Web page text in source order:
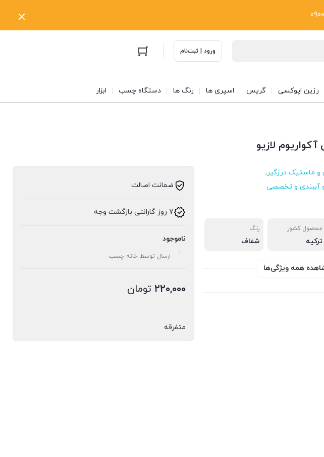
ورود | ثبت‌نام
رزین اپوکسی گریس اسپری ها رنگ ها دستگاه چسب ابزار
لازیو
ماستیک درزگیر,
و تخصصی
محصول کشور
ترکیه
رنگ
شفاف
همه ویژگی‌ها
ضمانت اصالت
7 روز گارانتی بازگشت وجه
ناموجود
ارسال توسط خانه چسب
۲۲۰,۰۰۰ تومان
متفرقه